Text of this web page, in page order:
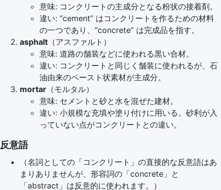
意味: コンクリートの主成分となる粉状の接着剤。
違い: “cement” はコンクリートを作るための材料
の一つであり、“concrete” は完成品を指す。
asphalt （アスファルト）
意味: 道路の舗装などに使われる黒い合材。
違い: コンクリートと同じく舗装に使われるが、石
油由来のペースト状素材が主成分。
mortar （モルタル）
意味: セメントと砂と水を混ぜた建材。
違い: 小規模な充填や塗り付けに用いる。砂利が入
っていない点がコンクリートとの違い。
反意語
（名詞としての「コンクリート」の直接的な反意語はあ
まりありませんが、形容詞の「concrete」と
「abstract」は反意的に使われます。）